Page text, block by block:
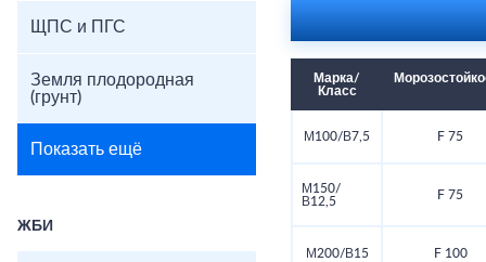
ЩПС и ПГС
Земля плодородная
(грунт)
Показать ещё
ЖБИ
Марка/
Класс
М100/В7,5 F 75
М150/
В12,5
F 75
М200/В15 F 100